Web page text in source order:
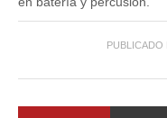
PUBLICADO